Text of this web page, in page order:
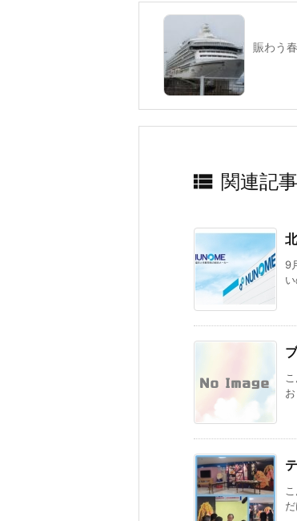
賑わう
 関連記事
9